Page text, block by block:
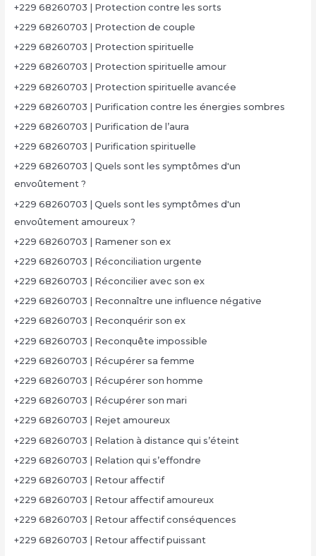
+229 68260703 | Protection contre les sorts
+229 68260703 | Protection de couple
+229 68260703 | Protection spirituelle
+229 68260703 | Protection spirituelle amour
+229 68260703 | Protection spirituelle avancée
+229 68260703 | Purification contre les énergies sombres
+229 68260703 | Purification de l’aura
+229 68260703 | Purification spirituelle
+229 68260703 | Quels sont les symptômes d'un
envoûtement ?
+229 68260703 | Quels sont les symptômes d'un
envoûtement amoureux ?
+229 68260703 | Ramener son ex
+229 68260703 | Réconciliation urgente
+229 68260703 | Réconcilier avec son ex
+229 68260703 | Reconnaître une influence négative
+229 68260703 | Reconquérir son ex
+229 68260703 | Reconquête impossible
+229 68260703 | Récupérer sa femme
+229 68260703 | Récupérer son homme
+229 68260703 | Récupérer son mari
+229 68260703 | Rejet amoureux
+229 68260703 | Relation à distance qui s’éteint
+229 68260703 | Relation qui s’effondre
+229 68260703 | Retour affectif
+229 68260703 | Retour affectif amoureux
+229 68260703 | Retour affectif conséquences
+229 68260703 | Retour affectif puissant